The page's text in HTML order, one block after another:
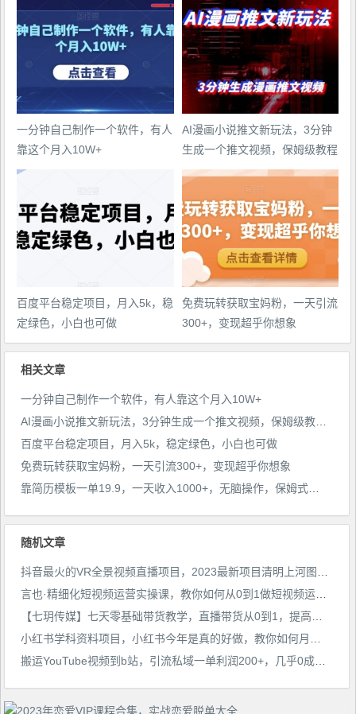
一分钟自己制作一个软件，有人
靠这个月入10W+
AI漫画小说推文新玩法，3分钟
生成一个推文视频，保姆级教程
【配项目操作和软件教程】
百度平台稳定项目，月入5k，稳
定绿色，小白也可做
免费玩转获取宝妈粉，一天引流
300+，变现超乎你想象
相关文章
一分钟自己制作一个软件，有人靠这个月入10W+
AI漫画小说推文新玩法，3分钟生成一个推文视频，保姆级教程【配项目操作和软件教程】
百度平台稳定项目，月入5k，稳定绿色，小白也可做
免费玩转获取宝妈粉，一天引流300+，变现超乎你想象
靠简历模板一单19.9，一天收入1000+，无脑操作，保姆式教学，首选网赚副业！
随机文章
抖音最火的VR全景视频直播项目，2023最新项目清明上河图直播间搭建（素材+教程+直播权限开通）
言也·精细化短视频运营实操课，教你如何从0到1做短视频运营！
【七玥传媒】七天零基础带货教学，直播带货从0到1，提高认知，少走弯路
小红书学科资料项目，小红书今年是真的好做，教你如何月入过万【揭秘】
搬运YouTube视频到b站，引流私域一单利润200+，几乎0成本！【揭秘】